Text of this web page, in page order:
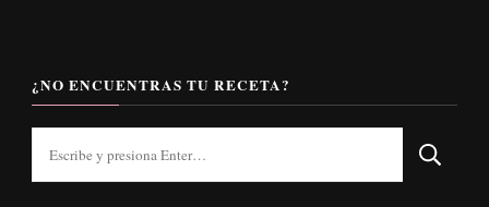
¿NO ENCUENTRAS TU RECETA?